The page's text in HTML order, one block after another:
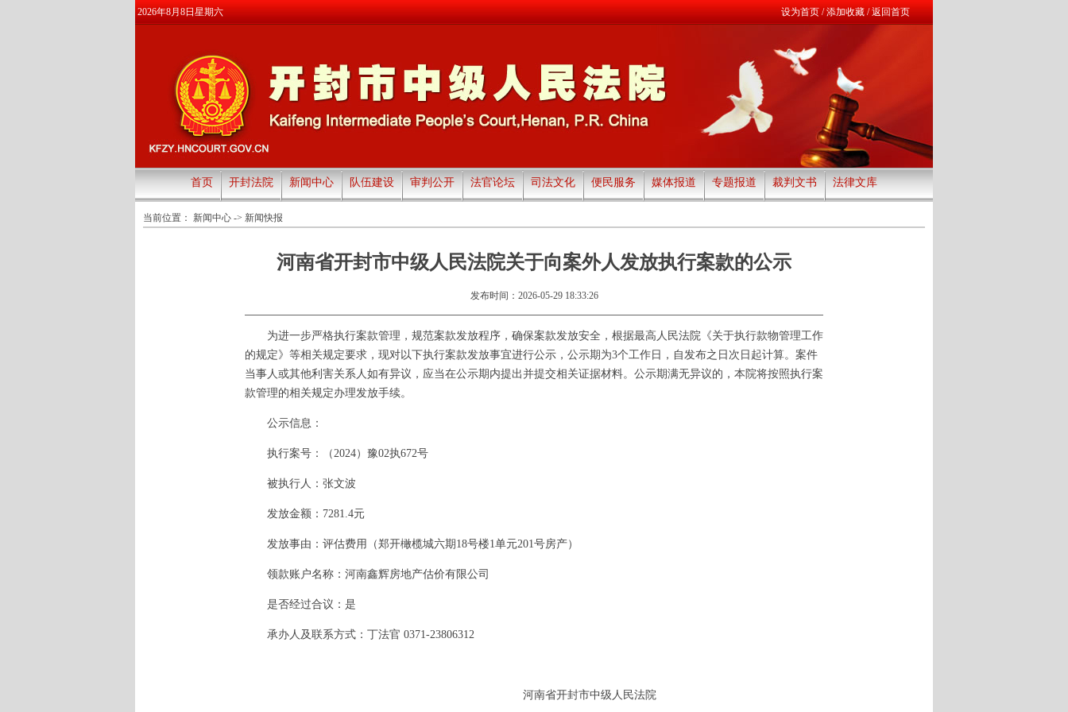
2026年8月8日星期六 设为首页/添加收藏/返回首页
首页 开封法院 新闻中心 队伍建设 审判公开 法官论坛 司法文化 便民服务 媒体报道 专题报道 裁判文书 法律文库
当前位置： 新闻中心 -> 新闻快报
河南省开封市中级人民法院关于向案外人发放执行案款的公示
发布时间：2026-05-29 18:33:26
为进一步严格执行案款管理，规范案款发放程序，确保案款发放安全，根据最高人民法院《关于执行款物管理工作
的规定》等相关规定要求，现对以下执行案款发放事宜进行公示，公示期为3个工作日，自发布之日次日起计算。案件
当事人或其他利害关系人如有异议，应当在公示期内提出并提交相关证据材料。公示期满无异议的，本院将按照执行案
款管理的相关规定办理发放手续。
公示信息：
执行案号：（2024）豫02执672号
被执行人：张文波
发放金额：7281.4元
发放事由：评估费用（郑开橄榄城六期18号楼1单元201号房产）
领款账户名称：河南鑫辉房地产估价有限公司
是否经过合议：是
承办人及联系方式：丁法官 0371-23806312
河南省开封市中级人民法院